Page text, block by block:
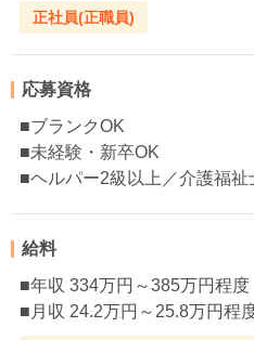
正社員(正職員)
応募資格
■ブランクOK
■未経験・新卒OK
■ヘルパー2級以上／介護福祉
給料
■年収 334万円～385万円程
■月収 24.2万円～25.8万円